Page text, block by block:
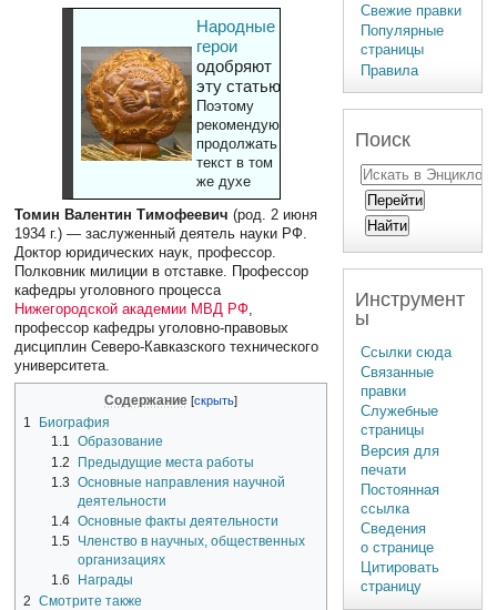
Народные
герои
одобряют
эту статью
Поэтому
рекомендуют
продолжать
текст в том
же духе
Томин Валентин Тимофеевич (род. 2 июня
1934 г.) — заслуженный деятель науки РФ.
Доктор юридических наук, профессор.
Полковник милиции в отставке. Профессор
кафедры уголовного процесса
Нижегородской академии МВД РФ,
профессор кафедры уголовно-правовых
дисциплин Северо-Кавказского технического
университета.
Содержание
1
Биография
1.1 Образование
1.2
Предыдущие места работы
1.3 Основные направления научной
деятельности
1.4 Основные факты деятельности
1.5 Членство в научных, общественных
организациях
1.6
Награды
2
Смотрите также
Свежие правки
Популярные
страницы
Правила
Поиск
Инструмент
ы
Ссылки сюда
Связанные
правки
Служебные
страницы
Версия для
печати
Постоянная
ссылка
Сведения
о странице
Цитировать
страницу